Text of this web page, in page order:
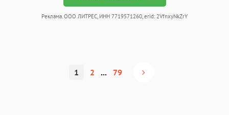
Реклама. ООО ЛИТРЕС, ИНН 7719571260, erid: 2VfnxyNkZrY
1 2 ... 79